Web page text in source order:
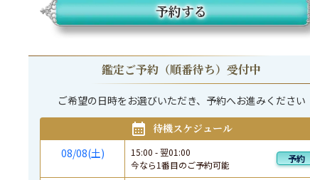
予約する
鑑定ご予約（順番待ち）受付中
ご希望の日時をお選びいただき、予約へお進みください
待機スケジュール
08/08(土)
15:00 -翌01:00
今なら1番目のご予約可能
予約